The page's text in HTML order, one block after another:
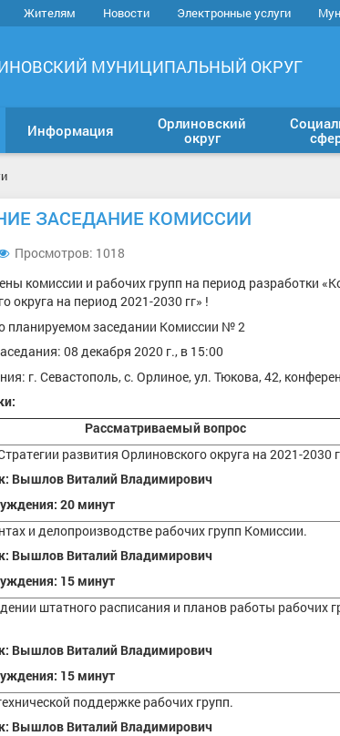
Жителям Новости Электронные услуги
МУНИЦИПАЛЬНЫЙ ОКРУГ
Информация
Орлиновский
округ
ЗАСЕДАНИЕ КОМИССИИ
Просмотров: 1018
комиссии и рабочих групп на период разработки
округа на период 2021-2030 гг» !
планируемом заседании Комиссии № 2
08 декабря 2020 г., в 15:00
г. Севастополь, с. Орлиное, ул. Тюкова, 42,
Рассматриваемый вопрос
развития Орлиновского округа на 2021-2030
Вышлов Виталий Владимирович
20 минут
и делопроизводстве рабочих групп Комиссии.
Вышлов Виталий Владимирович
15 минут
штатного расписания и планов работы рабочих
Вышлов Виталий Владимирович
15 минут
поддержке рабочих групп.
Вышлов Виталий Владимирович